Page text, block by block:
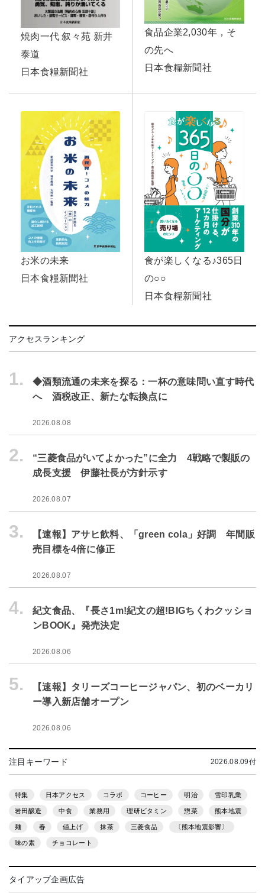
焼肉一代 叙々苑 新井
泰道
日本食糧新聞社
食品企業2,030年，そ
の先へ
日本食糧新聞社
お米の未来
日本食糧新聞社
食が楽しくなる♪365日
の○○
日本食糧新聞社
アクセスランキング
1.
◆酒類流通の未来を探る：一杯の意味問い直す時代
へ 酒税改正、新たな転換点に
2026.08.08
2.
“三菱食品がいてよかった”に全力 4戦略で製販の
成長支援 伊藤社長が方針示す
2026.08.07
3.
【速報】アサヒ飲料、「green cola」好調 年間販
売目標を4倍に修正
2026.08.07
4.
紀文食品、『長さ1m!紀文の超!BIGちくわクッショ
ンBOOK』発売決定
2026.08.06
5.
【速報】タリーズコーヒージャパン、初のベーカリ
ー導入新店舗オープン
2026.08.06
注目キーワード 2026.08.09付
特集 日本アクセス コラボ コーヒー 明治 雪印乳業
岩田醸造 中食 業務用 理研ビタミン 惣菜 熊本地震
麺 春 値上げ 抹茶 三菱食品 〔熊本地震影響〕
味の素 チョコレート
タイアップ企画広告